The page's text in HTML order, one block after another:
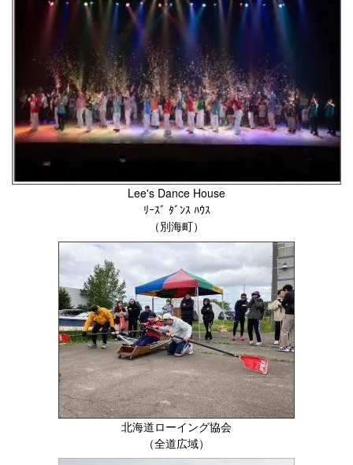
Lee's Dance House
ﾘｰｽﾞ ﾀﾞﾝｽ ﾊｳｽ
（別海町）
北海道ローイング協会
（全道広域）